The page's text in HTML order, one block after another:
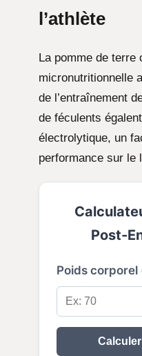
l’athlète
La pomme de terre
micronutritionnelle
de l’entraînement
de féculents
électrolytique, un
performance sur le
Post-
Poids corporel